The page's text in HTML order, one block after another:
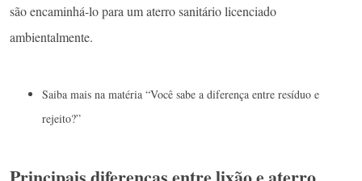
são encaminhá-lo para um aterro sanitário licenciado
ambientalmente.
Saiba mais na matéria “Você sabe a diferença entre resíduo e
rejeito?”